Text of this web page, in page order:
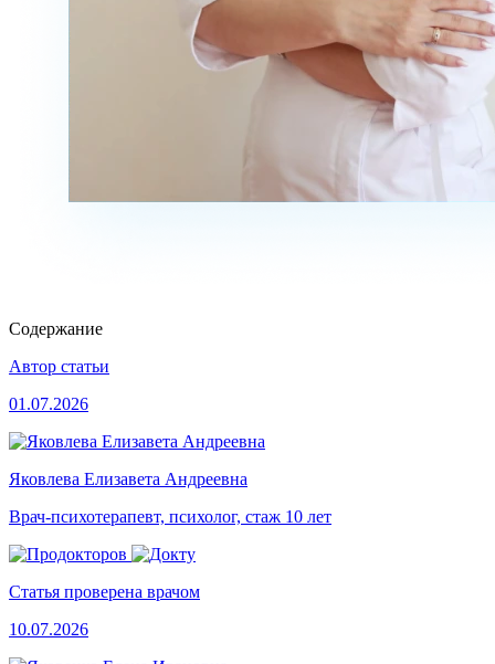
Содержание
Автор статьи
01.07.2026
Яковлева Елизавета Андреевна
Врач-психотерапевт, психолог, стаж 10 лет
Статья проверена врачом
10.07.2026